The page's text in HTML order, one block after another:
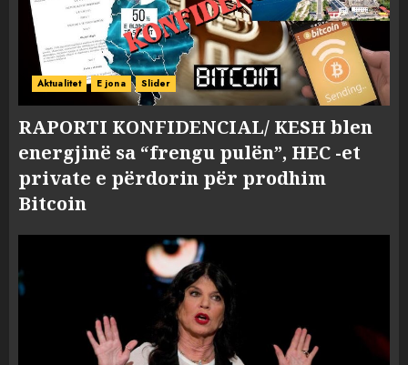
Aktualitet E jona Slider
RAPORTI KONFIDENCIAL/ KESH blen
energjinë sa “frengu pulën”, HEC -et
private e përdorin për prodhim
Bitcoin